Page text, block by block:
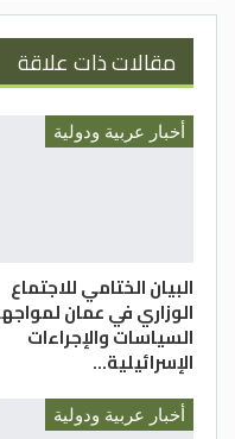
مقالات ذات علاقة
أخبار عربية ودولية
البيان الختامي للاجتماع
الوزاري في عمان
السياسات والإجراءات
الإسرائيلية…
أخبار عربية ودولية